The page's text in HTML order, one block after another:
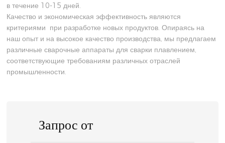
в течение 10-15 дней.
Качество и экономическая эффективность являются
критериями при разработке новых продуктов. Опираясь на
наш опыт и на высокое качество производства, мы предлагаем
различные сварочные аппараты для сварки плавлением,
соответствующие требованиям различных отраслей
промышленности.
Запрос от